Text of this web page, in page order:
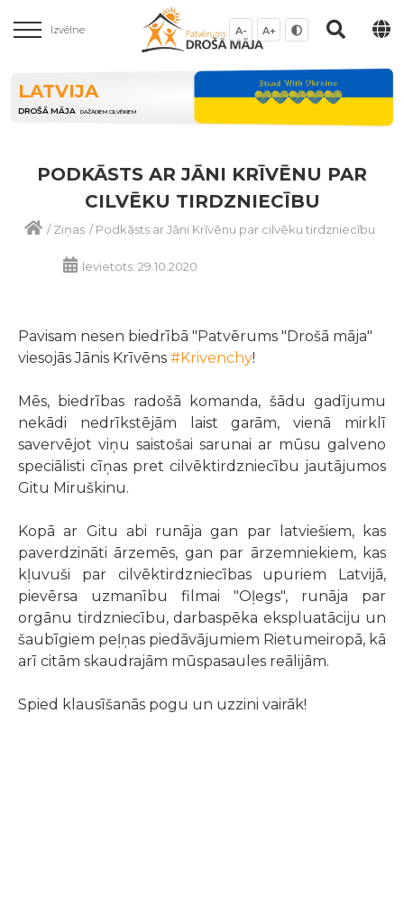
Izvēlne A- A+
LATVIJA
DROŠĀ MĀJA DAŽĀDIEM CILVĒKIEM
PODKĀSTS AR JĀNI KRĪVĒNU PAR
CILVĒKU TIRDZNIECĪBU
/Ziņas /Podkāsts ar Jāni Krīvēnu par cilvēku tirdzniecību
Ievietots: 29.10.2020
Pavisam nesen biedrībā "Patvērums "Drošā māja"
viesojās Jānis Krīvēns #Krivenchy!
Mēs, biedrības radošā komanda, šādu gadījumu
nekādi nedrīkstējām laist garām, vienā mirklī
savervējot viņu saistošai sarunai ar mūsu galveno
speciālisti cīņas pret cilvēktirdzniecību jautājumos
Gitu Miruškinu.
Kopā ar Gitu abi runāja gan par latviešiem, kas
paverdzināti ārzemēs, gan par ārzemniekiem, kas
kļuvuši par cilvēktirdzniecības upuriem Latvijā,
pievērsa uzmanību filmai "Oļegs", runāja par
orgānu tirdzniecību, darbaspēka ekspluatāciju un
šaubīgiem peļņas piedāvājumiem Rietumeiropā, kā
arī citām skaudrajām mūspasaules reālijām.
Spied klausīšanās pogu un uzzini vairāk!